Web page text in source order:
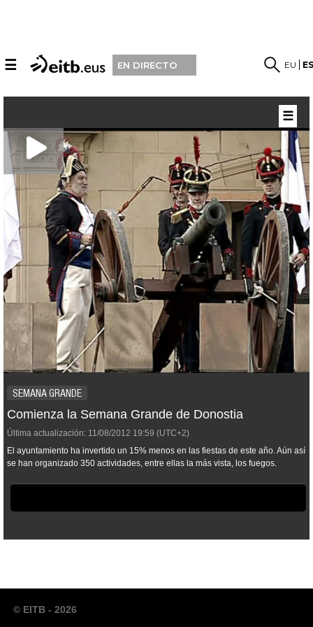
☰ EN DIRECTO EU
SEMANA GRANDE
Comienza la Semana Grande de Donostia
Última actualización: 11/08/2012 19:59 (UTC+2)
El ayuntamiento ha invertido un 15% menos en las fiestas de este año. Aún así
se han organizado 350 actividades, entre ellas la más vista, los fuegos.
☰
© EITB - 2026